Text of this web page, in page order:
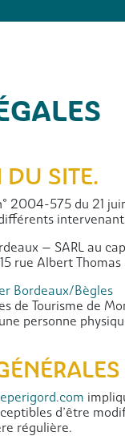
DU SITE.
2004-575 du 21
– SARL au
rue Albert
Bordeaux/Bègles
de Tourisme de
personne
d’être
régulière.